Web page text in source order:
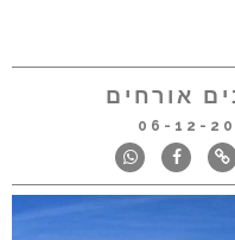
אורחים
06-12-